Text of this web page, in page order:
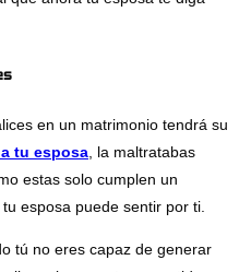
en un matrimonio tendrá su
tu esposa , la maltratabas
estas solo cumplen un
esposa puede sentir por ti.
tú no eres capaz de generar